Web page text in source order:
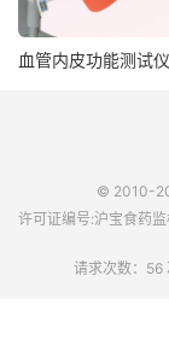
血管内皮功能测试仪
© 2010-
许可证编号:沪宝食药
请求次数：56